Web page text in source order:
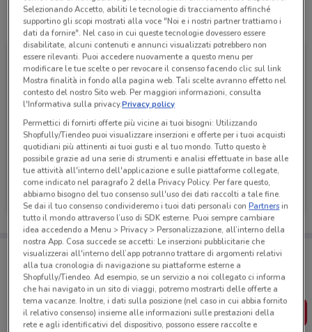
Tutte le promozioni di questo negozio
IN'S
Scade domenica 1.1 km
Porta DoveConviene sempre con te!
Puoi trovare le migliori offerte dei negozi vicino a te,
salvarle e creare la tua lista del risparmio, comodamente
dal tuo cellulare.
SCARICA L’APP
Selezionando Accetto, abiliti le tecnologie di tracciamento affinché
supportino gli scopi mostrati alla voce "Noi e i nostri partner trattiamo i
dati da fornire". Nel caso in cui queste tecnologie dovessero essere
disabilitate, alcuni contenuti e annunci visualizzati potrebbero non
essere rilevanti. Puoi accedere nuovamente a questo menu per
modificare le tue scelte o per revocare il consenso facendo clic sul link
Mostra finalità in fondo alla pagina web. Tali scelte avranno effetto nel
contesto del nostro Sito web. Per maggiori informazioni, consulta
l'Informativa sulla privacy.Privacy policy
Permettici di fornirti offerte più vicine ai tuoi bisogni: Utilizzando
Shopfully/Tiendeo puoi visualizzare inserzioni e offerte per i tuoi acquisti
quotidiani più attinenti ai tuoi gusti e al tuo mondo. Tutto questo è
possibile grazie ad una serie di strumenti e analisi effettuate in base alle
tue attività all'interno dell'applicazione e sulle piattaforme collegate,
come indicato nel paragrafo 2 della Privacy Policy. Per fare questo,
abbiamo bisogno del tuo consenso sull'uso dei dati raccolti a tale fine.
Se dai il tuo consenso condivideremo i tuoi dati personali conPartnersin
tutto il mondo attraverso l’uso di SDK esterne. Puoi sempre cambiare
idea accedendo a Menu > Privacy > Personalizzazione, all’interno della
nostra App. Cosa succede se accetti: Le inserzioni pubblicitarie che
visualizzerai all'interno dell’app potranno trattare di argomenti relativi
alla tua cronologia di navigazione su piattaforme esterne a
Shopfully/Tiendeo. Ad esempio, se un servizio a noi collegato ci informa
che hai navigato in un sito di viaggi, potremo mostrarti delle offerte a
tema vacanze. Inoltre, i dati sulla posizione (nel caso in cui abbia fornito
il relativo consenso) insieme alle informazioni sulle prestazioni della
rete e agli identificativi del dispositivo, possono essere raccolte e